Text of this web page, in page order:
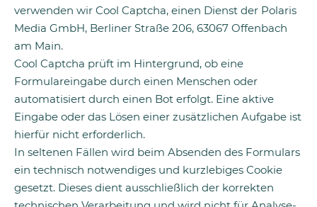
verwenden wir Cool Captcha, einen Dienst der Polaris
Media GmbH, Berliner Straße 206, 63067 Offenbach
am Main.
Cool Captcha prüft im Hintergrund, ob eine
Formulareingabe durch einen Menschen oder
automatisiert durch einen Bot erfolgt. Eine aktive
Eingabe oder das Lösen einer zusätzlichen Aufgabe ist
hierfür nicht erforderlich.
In seltenen Fällen wird beim Absenden des Formulars
ein technisch notwendiges und kurzlebiges Cookie
gesetzt. Dieses dient ausschließlich der korrekten